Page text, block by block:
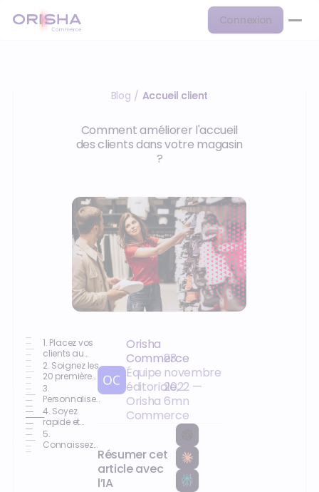
Connexion
Blog / Accueil client
Comment améliorer l'accueil
des clients dans votre magasin
?
1. Placez vos
clients au
centre de
votre
stratégie
2. Soignez les
20 premières
secondes
3.
Personnalisez
la relation
client
4. Soyez
rapide et
efficace
5.
Connaissez
Orisha
Commerce
Équipe
éditoriale,
Orisha
Commerce
23
novembre
2022 —
6mn
Résumer cet
article avec
l’IA